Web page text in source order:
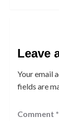
Leave
Your email
fields are
Comment *